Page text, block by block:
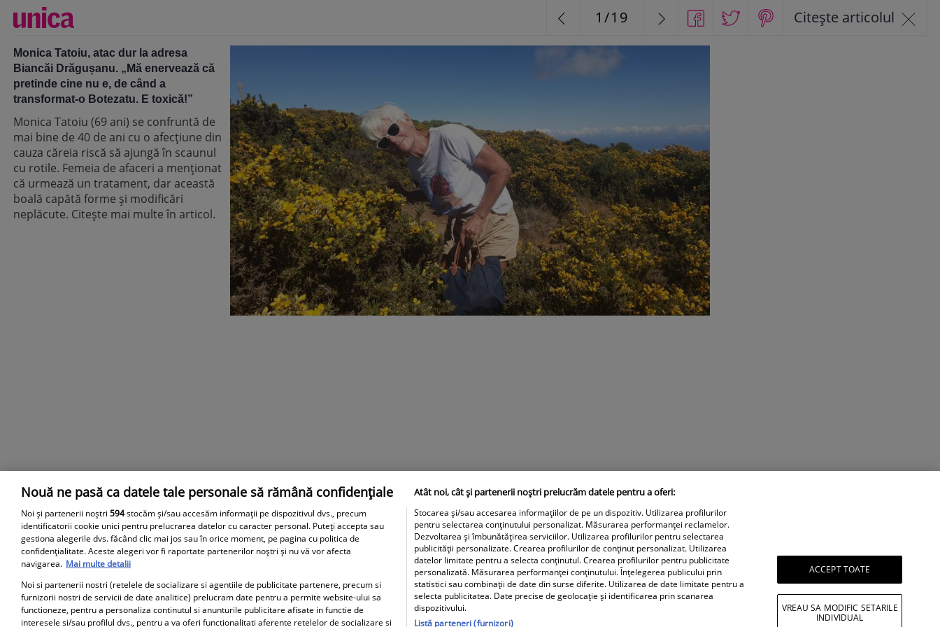
Monica Tatoiu, atac dur la adresa
Biancăi Drăgușanu. „Mă enervează că
pretinde cine nu e, de când a
transformat-o Botezatu. E toxică!”
Monica Tatoiu (69 ani) se confruntă de
mai bine de 40 de ani cu o afecțiune din
cauza căreia riscă să ajungă în scaunul
cu rotile. Femeia de afaceri a menționat
că urmează un tratament, dar această
boală capătă forme și modificări
neplăcute. Citește mai multe în articol.
Citește articolul
1 /19
Parteneri
Nouă ne pasă ca datele tale personale să rămână confidențiale
Noi și partenerii noștri 594stocăm și/sau accesăm informații pe dispozitivul dvs., precum
identificatorii cookie unici pentru prelucrarea datelor cu caracter personal. Puteți accepta sau
gestiona alegerile dvs. făcând clic mai jos sau în orice moment, pe pagina cu politica de
confidențialitate. Aceste alegeri vor fi raportate partenerilor noștri și nu vă vor afecta
navigarea. Mai multe detalii
Noi si partenerii nostri (retelele de socializare si agentiile de publicitate partenere, precum si
furnizorii nostri de servicii de date analitice) prelucram date pentru a permite website-ului sa
functioneze, pentru a personaliza continutul si anunturile publicitare afisate in functie de
interesele si/sau profilul dvs., pentru a va oferi functionalitati aferente retelelor de socializare si
Atât noi, cât și partenerii noștri prelucrăm datele pentru a oferi:
Stocarea și/sau accesarea informațiilor de pe un dispozitiv. Utilizarea profilurilor
pentru selectarea conținutului personalizat. Măsurarea performanței reclamelor.
Dezvoltarea și îmbunătățirea serviciilor. Utilizarea profilurilor pentru selectarea
publicității personalizate. Crearea profilurilor de conținut personalizat. Utilizarea
datelor limitate pentru a selecta conținutul. Crearea profilurilor pentru publicitate
personalizată. Măsurarea performanței conținutului. Înțelegerea publicului prin
statistici sau combinații de date din surse diferite. Utilizarea de date limitate pentru a
selecta publicitatea. Date precise de geolocație și identificarea prin scanarea
dispozitivului.
Listă parteneri (furnizori)
ACCEPT TOATE
VREAU SA MODIFIC SETARILE
INDIVIDUAL